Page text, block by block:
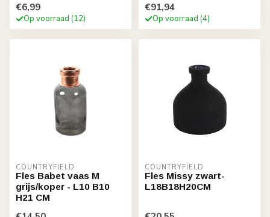
€6,99
Op voorraad (12)
€91,94
Op voorraad (4)
COUNTRYFIELD
Fles Babet vaas M
grijs/koper - L10 B10
H21 CM
COUNTRYFIELD
Fles Missy zwart-
L18B18H20CM